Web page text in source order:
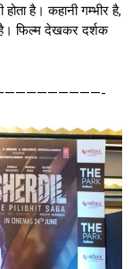
है। कहानी गम्भीर है,
है। फिल्म देखकर दर्शक